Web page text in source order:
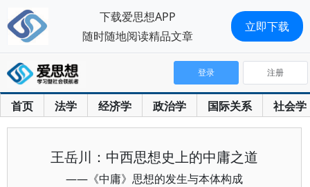
首页 法学 经济学 政治学 国际关系 社会学
登录 注册
王岳川：中西思想史上的中庸之道
——《中庸》思想的发生与本体构成
下载爱思想APP
随时随地阅读精品文章
立即下载